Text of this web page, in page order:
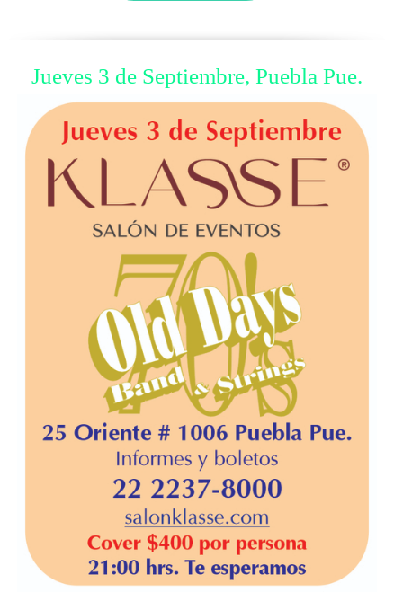
Jueves 3 de Septiembre, Puebla Pue.